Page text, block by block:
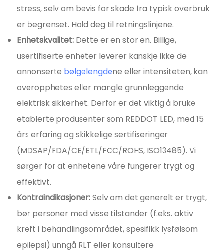
stress, selv om bevis for skade fra typisk overbruk
er begrenset. Hold deg til retningslinjene.
Enhetskvalitet: Dette er en stor en. Billige,
usertifiserte enheter leverer kanskje ikke de
annonserte bølgelengdene eller intensiteten, kan
overopphetes eller mangle grunnleggende
elektrisk sikkerhet. Derfor er det viktig å bruke
etablerte produsenter som REDDOT LED, med 15
års erfaring og skikkelige sertifiseringer
(MDSAP/FDA/CE/ETL/FCC/ROHS, ISO13485). Vi
sørger for at enhetene våre fungerer trygt og
effektivt.
Kontraindikasjoner:Selv om det generelt er trygt,
bør personer med visse tilstander (f.eks. aktiv
kreft i behandlingsområdet, spesifikk lysfølsom
epilepsi) unngå RLT eller konsultere